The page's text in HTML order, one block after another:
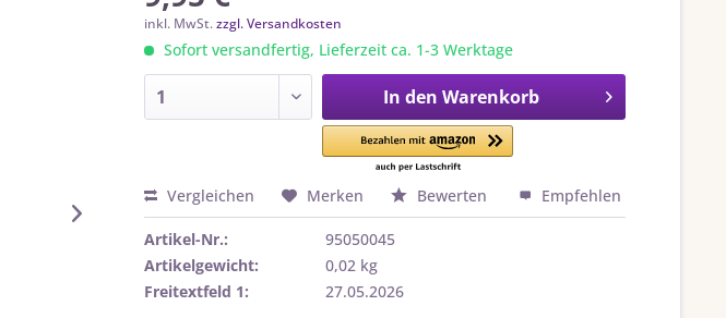
inkl. MwSt.zzgl. Versandkosten
Sofort versandfertig, Lieferzeit ca. 1-3 Werktage
In den Warenkorb
Vergleichen Merken Bewerten Empfehlen
Artikel-Nr.:
95050045
Artikelgewicht:
0,02 kg
Freitextfeld 1:
27.05.2026